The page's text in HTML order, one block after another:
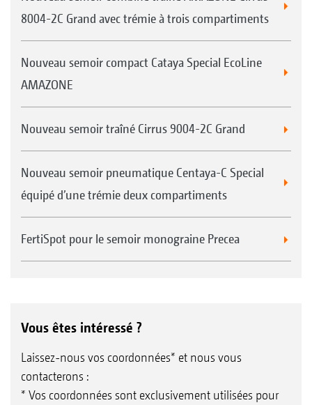
8004-2C Grand avec trémie à trois compartiments
Nouveau semoir compact Cataya Special EcoLine
AMAZONE
Nouveau semoir traîné Cirrus 9004-2C Grand
Nouveau semoir pneumatique Centaya-C Special
équipé d’une trémie deux compartiments
FertiSpot pour le semoir monograine Precea
Vous êtes intéressé ?
Laissez-nous vos coordonnées* et nous vous
contacterons :
* Vos coordonnées sont exclusivement utilisées pour